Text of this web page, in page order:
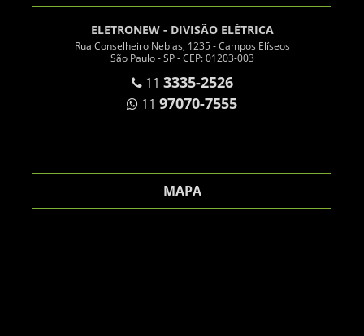
ELETRONEW - DIVISÃO ELÉTRICA
Rua Conselheiro Nebias, 1235 - Campos Elíseos
São Paulo - SP - CEP: 01203-003
11 3335-2526
11 97070-7555
MAPA